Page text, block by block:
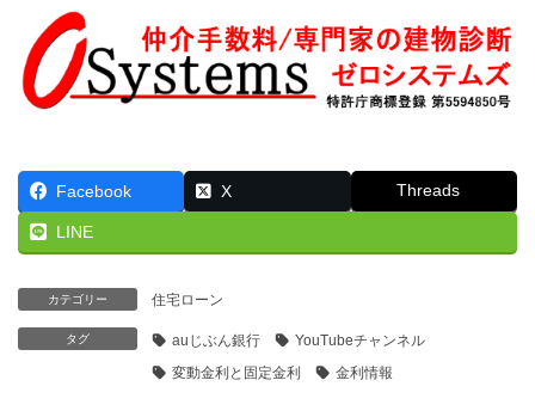
Facebook X Threads
LINE
カテゴリー 住宅ローン
タグ auじぶん銀行
YouTubeチャンネル
変動金利と固定金利
金利情報